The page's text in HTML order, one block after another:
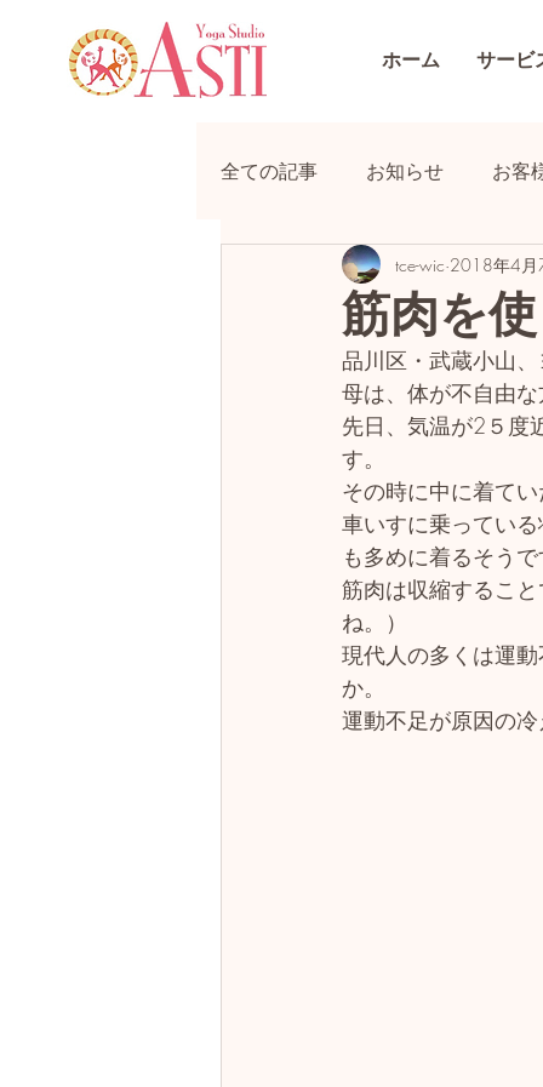
ホーム サービ
全ての記事 お知らせ お客
筋肉を
tce-wic 2018年4月
品川区・武蔵小山
母は、体が不自由
先日、気温が2５度
す。
その時に中に着て
車いすに乗ってい
も多めに着るそう
筋肉は収縮するこ
ね。）
現代人の多くは運
か。
運動不足が原因の